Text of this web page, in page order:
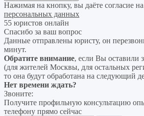
Нажимая на кнопку, вы даёте согласие на
персональных данных
55 юристов онлайн
Спасибо за ваш вопрос
Данные отправлены юристу, он
минут.
Обратите внимание, если Вы оставили
(для жителей Москвы, для остальных
то она будут обработана на следующий
Нет времени ждать?
Звоните:
Получите профильную консультацию
телефону прямо сейчас